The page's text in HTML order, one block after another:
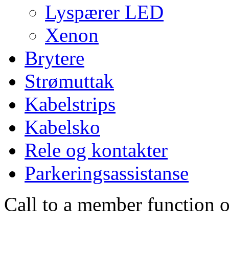
Lyspærer LED
Xenon
Brytere
Strømuttak
Kabelstrips
Kabelsko
Rele og kontakter
Parkeringsassistanse
Call to a member function